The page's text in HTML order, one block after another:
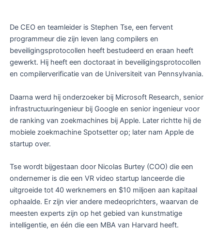
De CEO en teamleider is Stephen Tse, een fervent
programmeur die zijn leven lang compilers en
beveiligingsprotocollen heeft bestudeerd en eraan heeft
gewerkt. Hij heeft een doctoraat in beveiligingsprotocollen
en compilerverificatie van de Universiteit van Pennsylvania.
Daarna werd hij onderzoeker bij Microsoft Research, senior
infrastructuuringenieur bij Google en senior ingenieur voor
de ranking van zoekmachines bij Apple. Later richtte hij de
mobiele zoekmachine Spotsetter op; later nam Apple de
startup over.
Tse wordt bijgestaan door Nicolas Burtey (COO) die een
ondernemer is die een VR video startup lanceerde die
uitgroeide tot 40 werknemers en $10 miljoen aan kapitaal
ophaalde. Er zijn vier andere medeoprichters, waarvan de
meesten experts zijn op het gebied van kunstmatige
intelligentie, en één die een MBA van Harvard heeft.